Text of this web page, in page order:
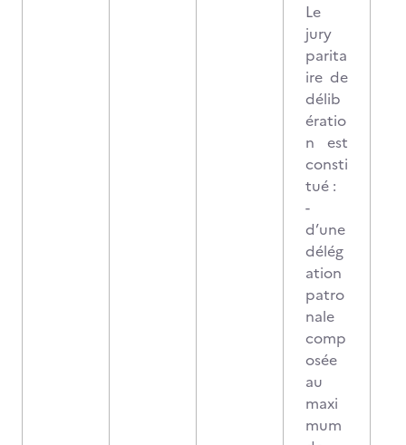
Le
jury
parita
ire de
délib
ératio
n est
consti
tué :
-
d’une
délég
ation
patro
nale
comp
osée
au
maxi
mum